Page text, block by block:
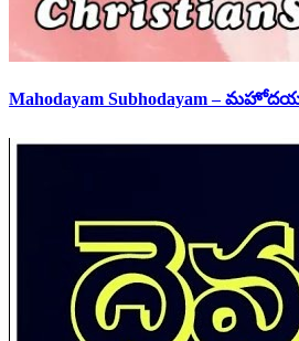
Mahodayam Subhodayam –